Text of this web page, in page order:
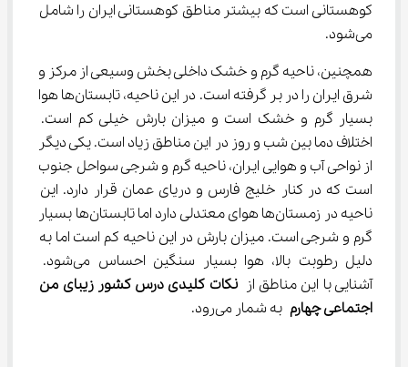
کوهستانی است که بیشتر مناطق کوهستانی ایران را شامل
می‌شود.
همچنین، ناحیه گرم و خشک داخلی بخش وسیعی از مرکز و
شرق ایران را در بر گرفته است. در این ناحیه، تابستان‌ها هوا
بسیار گرم و خشک است و میزان بارش خیلی کم است.
اختلاف دما بین شب و روز در این مناطق زیاد است. یکی دیگر
از نواحی آب و هوایی ایران، ناحیه گرم و شرجی سواحل جنوب
است که در کنار خلیج فارس و دریای عمان قرار دارد. این
ناحیه در زمستان‌ها هوای معتدلی دارد اما تابستان‌ها بسیار
گرم و شرجی است. میزان بارش در این ناحیه کم است اما به
دلیل رطوبت بالا، هوا بسیار سنگین احساس می‌شود.
آشنایی با این مناطق از نکات کلیدی درس کشور زیبای من
اجتماعی چهارم به شمار می‌رود.